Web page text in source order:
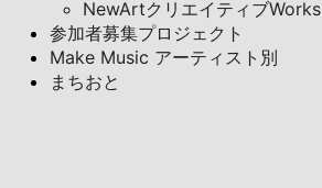
NewArtクリエイティブWorks
参加者募集プロジェクト
Make Music アーティスト別
まちおと